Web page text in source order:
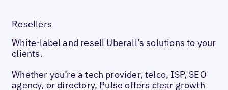
Resellers
White-label and resell Uberall’s solutions to your
clients.
Whether you’re a tech provider, telco, ISP, SEO
agency, or directory, Pulse offers clear growth